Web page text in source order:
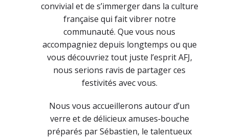
convivial et de s’immerger dans la culture
française qui fait vibrer notre
communauté. Que vous nous
accompagniez depuis longtemps ou que
vous découvriez tout juste l’esprit AFJ,
nous serions ravis de partager ces
festivités avec vous.
Nous vous accueillerons autour d’un
verre et de délicieux amuses‑bouche
préparés par Sébastien, le talentueux